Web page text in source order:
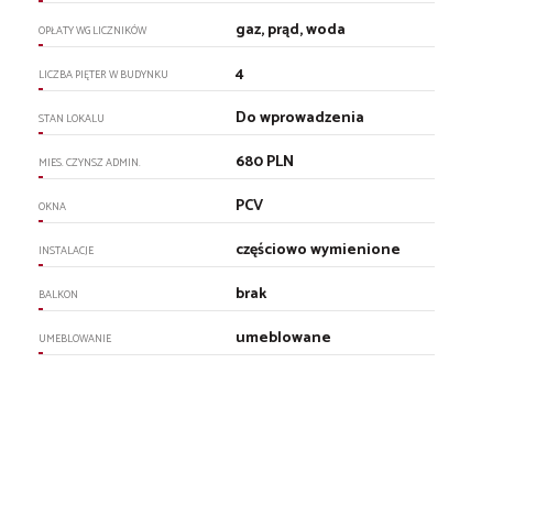
OPŁATY WG LICZNIKÓW gaz, prąd, woda
LICZBA PIĘTER W BUDYNKU 4
STAN LOKALU Do wprowadzenia
MIES. CZYNSZ ADMIN. 680 PLN
OKNA PCV
INSTALACJE częściowo wymienione
BALKON brak
UMEBLOWANIE umeblowane